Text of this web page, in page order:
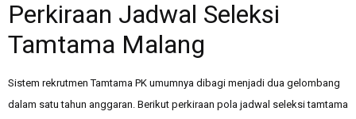
Perkiraan Jadwal Seleksi
Tamtama Malang
Sistem rekrutmen Tamtama PK umumnya dibagi menjadi dua gelombang
dalam satu tahun anggaran. Berikut perkiraan pola jadwal seleksi tamtama